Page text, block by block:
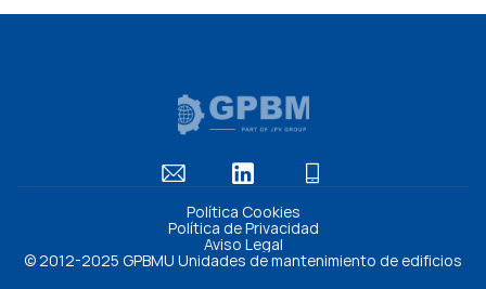
© 2012-2025 GPBMU Unidades de mantenimiento de edificios
Política Cookies
Política de Privacidad
Aviso Legal